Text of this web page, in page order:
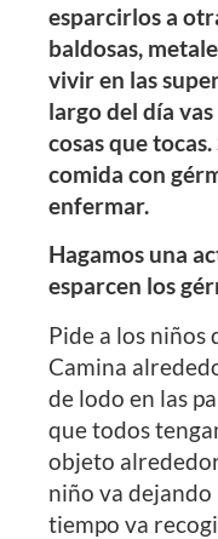
esparcirlos a
baldosas,
vivir en las
largo del día
cosas que
comida con
enfermar.
Hagamos una
esparcen los
Pide a los niños
Camina
de lodo en las
que todos
objeto
niño va
tiempo va